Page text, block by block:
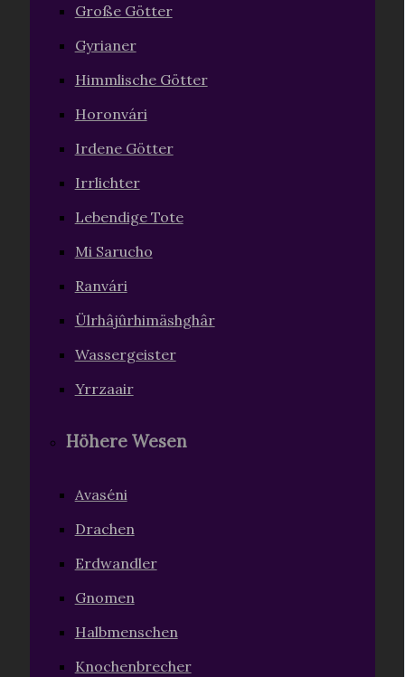
Große Götter
Gyrianer
Himmlische Götter
Horonvári
Irdene Götter
Irrlichter
Lebendige Tote
Mi Sarucho
Ranvári
Ülrhâjûrhimäshghâr
Wassergeister
Yrrzaair
Höhere Wesen
Avaséni
Drachen
Erdwandler
Gnomen
Halbmenschen
Knochenbrecher